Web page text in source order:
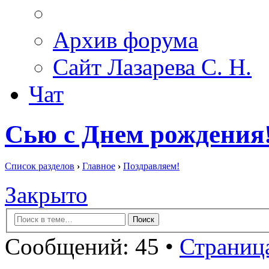
Архив форума
Сайт Лазарева С. Н.
Чат
Сью с Днем
Список разделов › Главное › Поздравляем!
Закрыто
Сообщений: 45 •